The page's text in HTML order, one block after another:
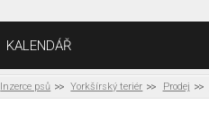
KALENDÁŘ
Inzerce psů Yorkšírský teriér Prodej